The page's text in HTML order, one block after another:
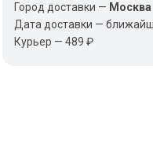
Город доставки — Москва
Дата доставки —
Курьер — 489 ₽